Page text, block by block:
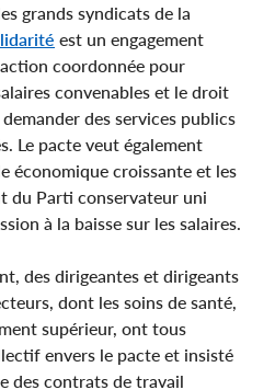
grands syndicats de la
est un engagement
coordonnée pour
convenables et le droit
des services publics
Le pacte veut également
économique croissante et les
du Parti conservateur uni
à la baisse sur les salaires.
des dirigeantes et dirigeants
dont les soins de santé,
supérieur, ont tous
envers le pacte et insisté
des contrats de travail